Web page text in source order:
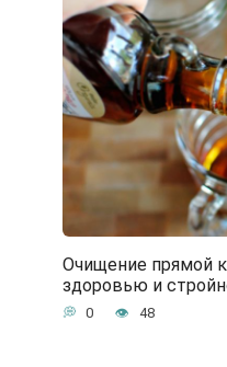
Очищение прямой
здоровью и
0 48